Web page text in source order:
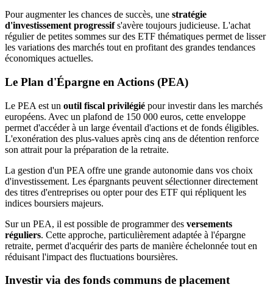
Pour augmenter les chances de succès, une stratégie
d'investissement progressifs'avère toujours judicieuse. L'achat
régulier de petites sommes sur des ETF thématiques permet de lisser
les variations des marchés tout en profitant des grandes tendances
économiques actuelles.
Le Plan d'Épargne en Actions (PEA)
Le PEA est un outil fiscal privilégié pour investir dans les marchés
européens. Avec un plafond de 150 000 euros, cette enveloppe
permet d'accéder à un large éventail d'actions et de fonds éligibles.
L'exonération des plus-values après cinq ans de détention renforce
son attrait pour la préparation de la retraite.
La gestion d'un PEA offre une grande autonomie dans vos choix
d'investissement. Les épargnants peuvent sélectionner directement
des titres d'entreprises ou opter pour des ETF qui répliquent les
indices boursiers majeurs.
Sur un PEA, il est possible de programmer des versements
réguliers. Cette approche, particulièrement adaptée à l'épargne
retraite, permet d'acquérir des parts de manière échelonnée tout en
réduisant l'impact des fluctuations boursières.
Investir via des fonds communs de placement